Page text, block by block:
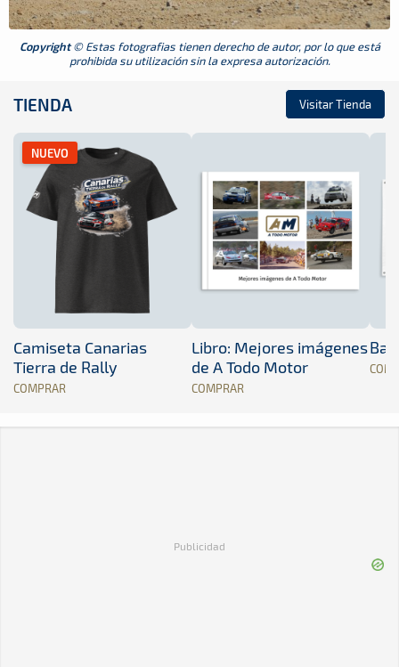
Copyright© Estas fotografias tienen derecho de autor, por lo que está
prohibida su utilización sin la expresa autorización.
TIENDA Visitar Tienda
NUEVO
Camiseta Canarias
Tierra de Rally
COMPRAR
Libro: Mejores imágenes
de A Todo Motor
COMPRAR
Publicidad